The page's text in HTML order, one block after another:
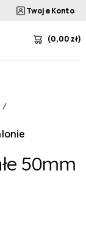
Twoje Konto
(0,00zł)
/
50mm